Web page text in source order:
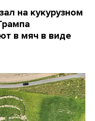
на кукурузном
в мяч в виде